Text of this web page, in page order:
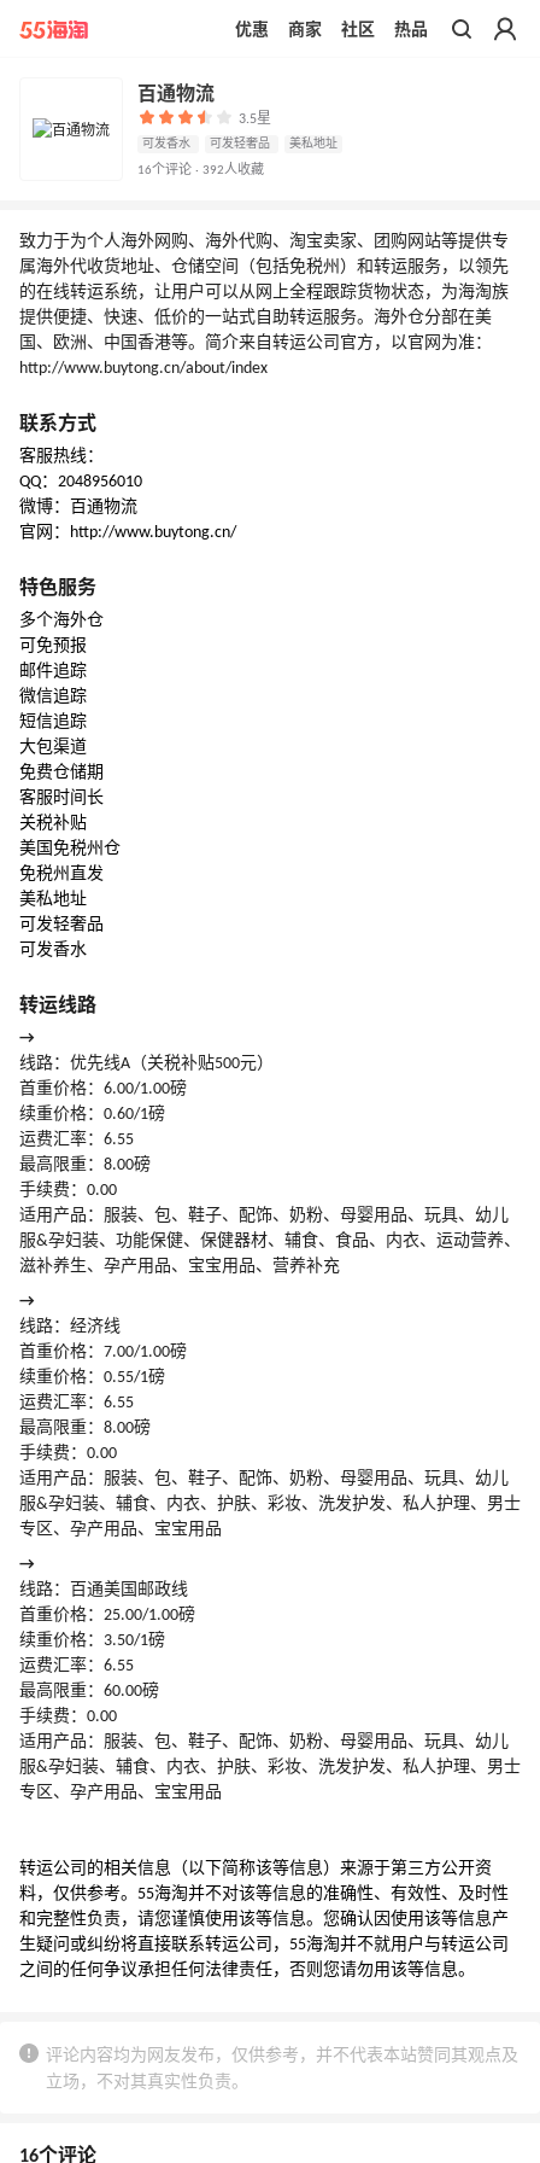
带你去官网买正品
优惠 商家 社区 热品
百通物流
3.5星
可发香水 可发轻奢品
美私地址
16个评论 · 392人收藏
致力于为个人海外网购、海外代购、淘宝卖家、团购网站等提供专
属海外代收货地址、仓储空间（包括免税州）和转运服务，以领先
的在线转运系统，让用户可以从网上全程跟踪货物状态，为海淘族
提供便捷、快速、低价的一站式自助转运服务。海外仓分部在美
国、欧洲、中国香港等。简介来自转运公司官方，以官网为准：
http://www.buytong.cn/about/index
联系方式
客服热线：
QQ：2048956010
微博：百通物流
官网：http://www.buytong.cn/
特色服务
多个海外仓
可免预报
邮件追踪
微信追踪
短信追踪
大包渠道
免费仓储期
客服时间长
关税补贴
美国免税州仓
免税州直发
美私地址
可发轻奢品
可发香水
转运线路
→
线路：优先线A（关税补贴500元）
首重价格：6.00/1.00磅
续重价格：0.60/1磅
运费汇率：6.55
最高限重：8.00磅
手续费：0.00
适用产品：服装、包、鞋子、配饰、奶粉、母婴用品、玩具、幼儿
服&孕妇装、功能保健、保健器材、辅食、食品、内衣、运动营养、
滋补养生、孕产用品、宝宝用品、营养补充
→
线路：经济线
首重价格：7.00/1.00磅
续重价格：0.55/1磅
运费汇率：6.55
最高限重：8.00磅
手续费：0.00
适用产品：服装、包、鞋子、配饰、奶粉、母婴用品、玩具、幼儿
服&孕妇装、辅食、内衣、护肤、彩妆、洗发护发、私人护理、男士
专区、孕产用品、宝宝用品
→
线路：百通美国邮政线
首重价格：25.00/1.00磅
续重价格：3.50/1磅
运费汇率：6.55
最高限重：60.00磅
手续费：0.00
适用产品：服装、包、鞋子、配饰、奶粉、母婴用品、玩具、幼儿
服&孕妇装、辅食、内衣、护肤、彩妆、洗发护发、私人护理、男士
专区、孕产用品、宝宝用品
转运公司的相关信息（以下简称该等信息）来源于第三方公开资
料，仅供参考。55海淘并不对该等信息的准确性、有效性、及时性
和完整性负责，请您谨慎使用该等信息。您确认因使用该等信息产
生疑问或纠纷将直接联系转运公司，55海淘并不就用户与转运公司
之间的任何争议承担任何法律责任，否则您请勿用该等信息。
评论内容均为网友发布，仅供参考，并不代表本站赞同其观点及
立场，不对其真实性负责。
16个评论